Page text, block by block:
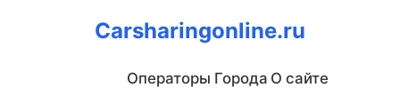
Carsharingonline.ru
Операторы Города О сайте